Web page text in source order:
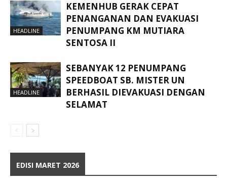
HEADLINE
KEMENHUB GERAK CEPAT
PENANGANAN DAN EVAKUASI
PENUMPANG KM MUTIARA
SENTOSA II
HEADLINE
SEBANYAK 12 PENUMPANG
SPEEDBOAT SB. MISTER UN
BERHASIL DIEVAKUASI DENGAN
SELAMAT
EDISI MARET 2026